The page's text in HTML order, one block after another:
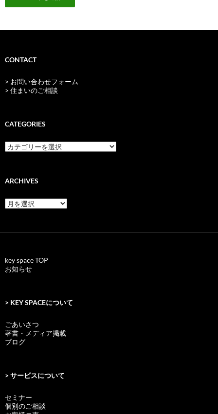
CONTACT
> お問い合わせフォーム
> 住まいのご相談
CATEGORIES
categories
ARCHIVES
archives
key space TOP
お知らせ
> KEY SPACEについて
ごあいさつ
著書・メディア掲載
ブログ
> サービスについて
セミナー
個別のご相談